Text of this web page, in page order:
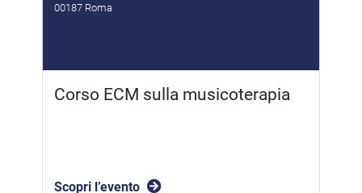
00187 Roma
Corso ECM sulla musicoterapia
Scopri l’evento